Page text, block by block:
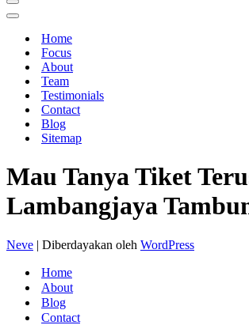
Menu
Navigasi
Menu
NavigasiHome
Focus
About
Team
Testimonials
Contact
Blog
Sitemap
Mau Tanya Tiket
Lambangjaya
Neve | Diberdayakan oleh WordPress
Home
About
Blog
Contact